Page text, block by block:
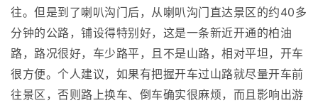
往。但是到了喇叭沟门后，从喇叭沟门直达景区的约40多
分钟的公路，铺设得特别好，这是一条新近开通的柏油
路，路况很好，车少路平，且不是山路，相对平坦，开车
很方便。个人建议，如果有把握开车过山路就尽量开车前
往景区，否则路上换车、倒车确实很麻烦，而且影响出游